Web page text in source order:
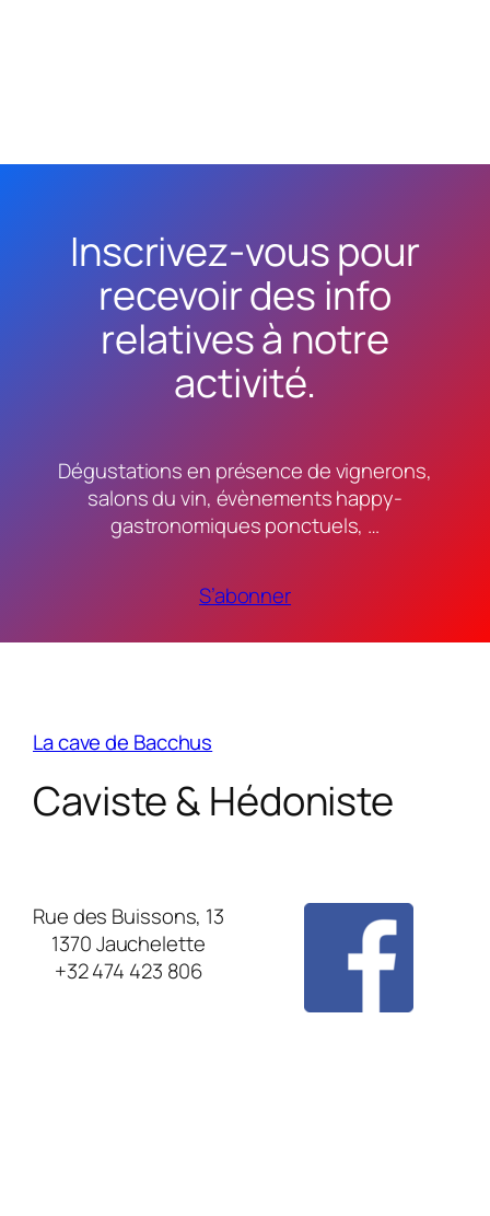
Inscrivez-vous pour
recevoir des info
relatives à notre
activité.
Dégustations en présence de vignerons,
salons du vin, évènements happy-
gastronomiques ponctuels, …
S’abonner
La cave de Bacchus
Caviste & Hédoniste
Rue des Buissons, 13
1370 Jauchelette
+32 474 423 806